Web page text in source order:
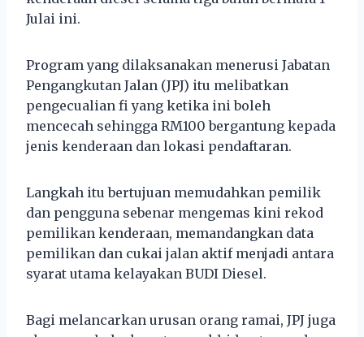
Julai ini.
Program yang dilaksanakan menerusi Jabatan
Pengangkutan Jalan (JPJ) itu melibatkan
pengecualian fi yang ketika ini boleh
mencecah sehingga RM100 bergantung kepada
jenis kenderaan dan lokasi pendaftaran.
Langkah itu bertujuan memudahkan pemilik
dan pengguna sebenar mengemas kini rekod
pemilikan kenderaan, memandangkan data
pemilikan dan cukai jalan aktif menjadi antara
syarat utama kelayakan BUDI Diesel.
Bagi melancarkan urusan orang ramai, JPJ juga